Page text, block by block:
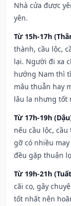
Nhà cửa được
yên.
Từ 15h-17h
thành, cầu lộc,
lại. Người đi xa
hướng Nam thì
mâu thuẫn hay
lâu la nhưng tốt
Từ 17h-19h
nếu cầu lộc,
gỡ có nhiều
đều gặp thuận
Từ 19h-21h
cãi cọ, gây
tốt nhất nên